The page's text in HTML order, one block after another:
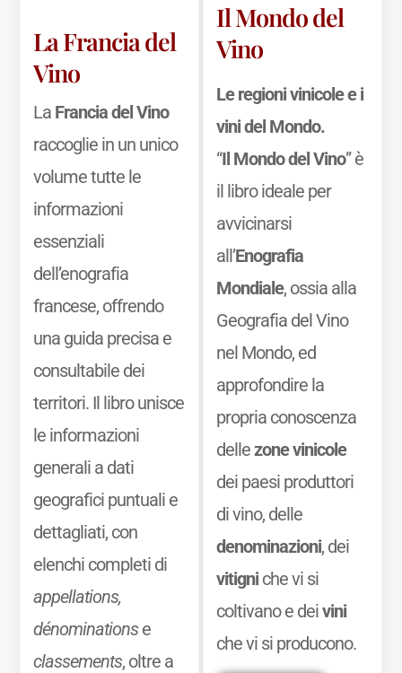
La Francia del
Vino
La Francia del Vino
raccoglie in un unico
volume tutte le
informazioni
essenziali
dell’enografia
francese, offrendo
una guida precisa e
consultabile dei
territori. Il libro unisce
le informazioni
generali a dati
geografici puntuali e
dettagliati, con
elenchi completi di
appellations,
dénominationse
classements, oltre a
Il Mondo del
Vino
Le regioni vinicole e i
vini del Mondo.
“Il Mondo del Vino” è
il libro ideale per
avvicinarsi
all’Enografia
Mondiale, ossia alla
Geografia del Vino
nel Mondo, ed
approfondire la
propria conoscenza
dellezone vinicole
dei paesi produttori
di vino, delle
denominazioni, dei
vitigniche vi si
coltivano e deivini
che vi si producono.